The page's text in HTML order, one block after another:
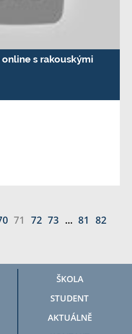
s rakouskými
71 72 73 ... 81 82
ŠKOLA
STUDENT
AKTUÁLNĚ